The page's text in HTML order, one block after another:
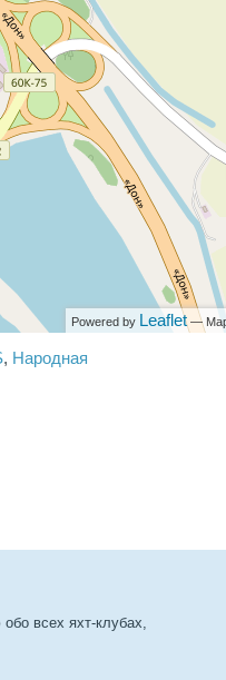
Powered by Leaflet —
, Народная
всех яхт-клубах,